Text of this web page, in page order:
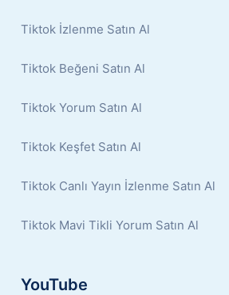
Tiktok İzlenme Satın Al
Tiktok Beğeni Satın Al
Tiktok Yorum Satın Al
Tiktok Keşfet Satın Al
Tiktok Canlı Yayın İzlenme Satın Al
Tiktok Mavi Tikli Yorum Satın Al
YouTube